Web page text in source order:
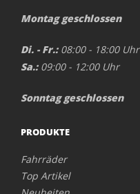
Montag geschlossen
Di. - Fr.:08:00 - 18:00 Uhr
Sa.:09:00 - 12:00 Uhr
Sonntag geschlossen
PRODUKTE
Fahrräder
Top Artikel